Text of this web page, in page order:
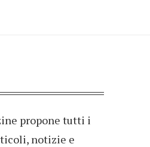
propone tutti i
notizie e